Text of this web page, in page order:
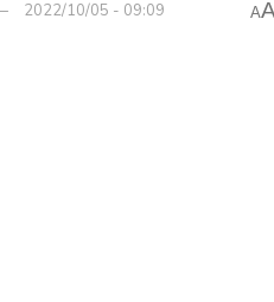
2022/10/05 - 09:09 A